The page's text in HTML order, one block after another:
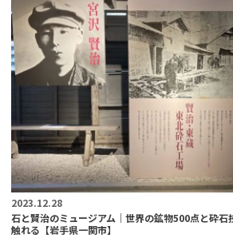
2023.12.28
石と賢治のミュージアム｜世界の鉱物500点と砕石
触れる【岩手県一関市】